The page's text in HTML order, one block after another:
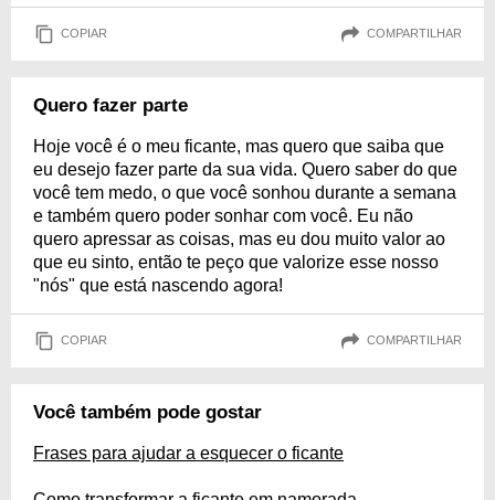
COPIAR COMPARTILHAR
Quero fazer parte
Hoje você é o meu ficante, mas quero que saiba que
eu desejo fazer parte da sua vida. Quero saber do que
você tem medo, o que você sonhou durante a semana
e também quero poder sonhar com você. Eu não
quero apressar as coisas, mas eu dou muito valor ao
que eu sinto, então te peço que valorize esse nosso
"nós" que está nascendo agora!
COPIAR COMPARTILHAR
Você também pode gostar
Frases para ajudar a esquecer o ficante